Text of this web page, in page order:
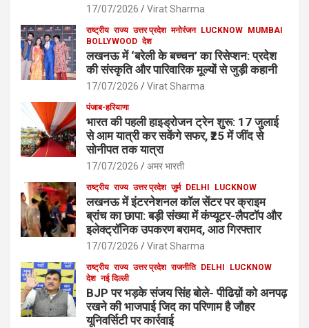
17/07/2026 Virat Sharma
राष्ट्रीय राज्य उत्तर प्रदेश मनोरंजन LUCKNOW MUMBAI
BOLLYWOOD देश
लखनऊ में ‘बरेली के बच्चन’ का रिसेप्शन: प्रदेश
की संस्कृति और पारिवारिक मूल्यों से जुड़ी कहानी
17/07/2026 Virat Sharma
पंजाब-हरियाणा
भारत की पहली हाइड्रोजन ट्रेन शुरू: 17 जुलाई
से आम यात्री कर सकेंगे सफर, ₹25 में जींद से
सोनीपत तक यात्रा
17/07/2026 अमर भारती
राष्ट्रीय राज्य उत्तर प्रदेश जुर्म DELHI LUCKNOW
लखनऊ में इंटरनेशनल कॉल सेंटर पर क्राइम
ब्रांच का छापा: बड़ी संख्या में कंप्यूटर-लैपटॉप और
इलेक्ट्रॉनिक उपकरण बरामद, आठ गिरफ्तार
17/07/2026 Virat Sharma
राष्ट्रीय राज्य उत्तर प्रदेश राजनीति DELHI
LUCKNOW
देश नई दिल्ली
BJP पर भड़के संजय सिंह बोले- पीढिय़ों को अनपढ़
रखने की भाजपाई जिद का परिणाम है जौहर
यूनिवर्सिटी पर कार्रवाई